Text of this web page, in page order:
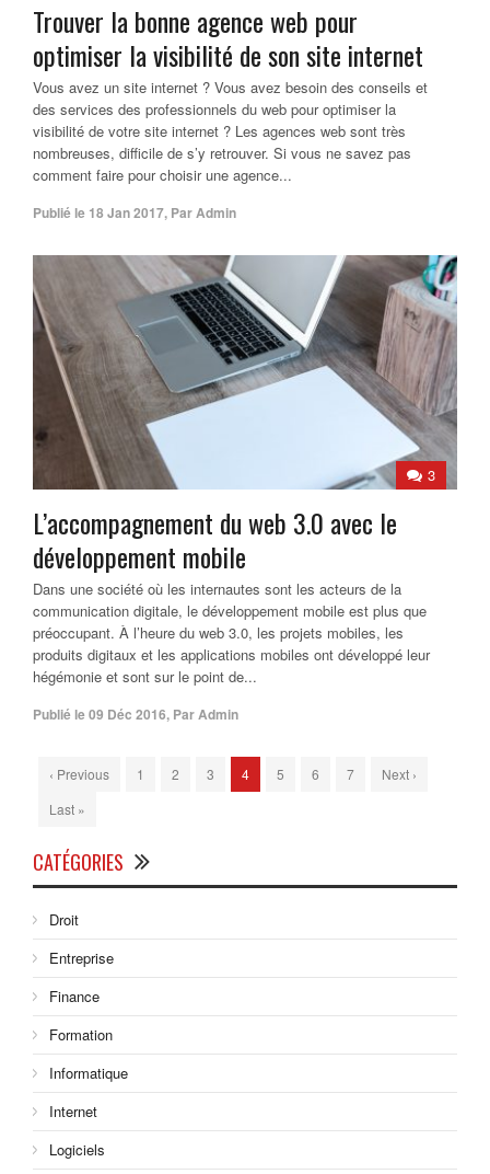
Trouver la bonne agence web pour
optimiser la visibilité de son site internet
Vous avez un site internet ? Vous avez besoin des conseils et
des services des professionnels du web pour optimiser la
visibilité de votre site internet ? Les agences web sont très
nombreuses, difficile de s’y retrouver. Si vous ne savez pas
comment faire pour choisir une agence...
Publié le 18 Jan 2017, ParAdmin
3
L’accompagnement du web 3.0 avec le
développement mobile
Dans une société où les internautes sont les acteurs de la
communication digitale, le développement mobile est plus que
préoccupant. À l’heure du web 3.0, les projets mobiles, les
produits digitaux et les applications mobiles ont développé leur
hégémonie et sont sur le point de...
Publié le09 Déc 2016, Par Admin
‹ Previous 1 2 3 4 5 6 7
Next ›
Last »
CATÉGORIES
Droit
Entreprise
Finance
Formation
Informatique
Internet
Logiciels